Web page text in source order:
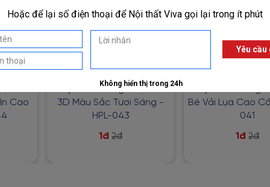
Cao
Giấy Dán Tường Hoạt Hình
3D Màu Sắc Tươi Sáng -
HPL-043
1đ 2đ
Bé Vải Lụa Cao
041
1đ 2đ